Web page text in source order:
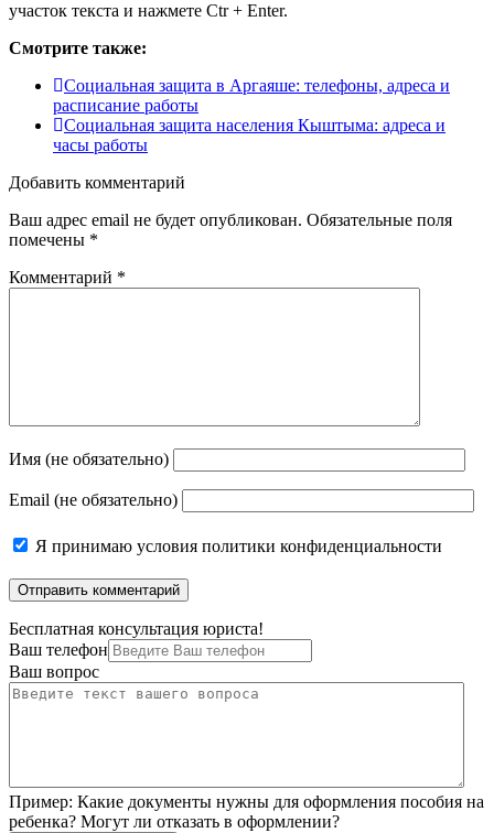
участок текста и нажмете Ctr + Enter.
Смотрите также:
Социальная защита в Аргаяше: телефоны, адреса и
расписание работы
Социальная защита населения Кыштыма: адреса и
часы работы
Добавить комментарий
Ваш адрес email не будет опубликован. Обязательные поля
помечены *
Комментарий *
Имя (не обязательно)
Email (не обязательно)
Я принимаю условия политики конфиденциальности
Бесплатная консультация юриста!
Ваш телефон
Ваш вопрос
Пример: Какие документы нужны для оформления пособия на
ребенка? Могут ли отказать в оформлении?